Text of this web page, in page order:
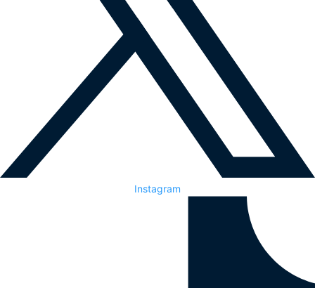
Instagram